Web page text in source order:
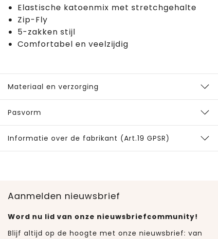
Elastische katoenmix met stretchgehalte
Zip-Fly
5-zakken stijl
Comfortabel en veelzijdig
Materiaal en verzorging
Pasvorm
Informatie over de fabrikant (Art.19 GPSR)
Aanmelden nieuwsbrief
Word nu lid van onze nieuwsbriefcommunity!
Blijf altijd op de hoogte met onze nieuwsbrief: van